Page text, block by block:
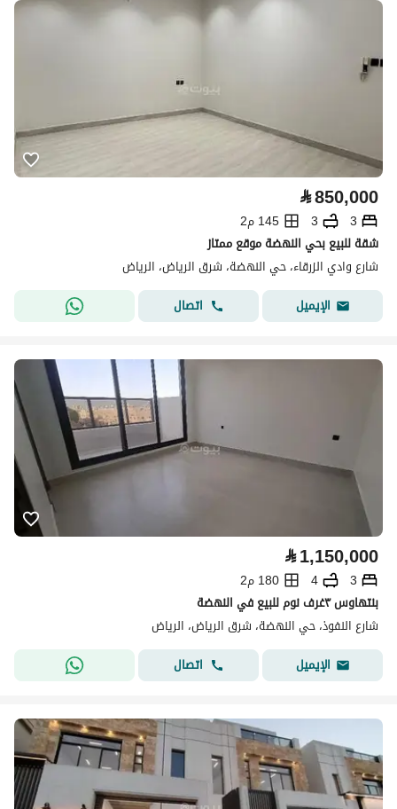
⃁850,000
3
3
145 م2
شقة للبيع بحي النهضة موقع ممتاز
شارع وادي الزرقاء، حي النهضة، شرق الرياض، الرياض
الإيميل
اتصال
⃁1,150,000
3
4
180 م2
بنتهاوس ٣غرف نوم للبيع في النهضة
شارع النفوذ، حي النهضة، شرق الرياض، الرياض
الإيميل
اتصال